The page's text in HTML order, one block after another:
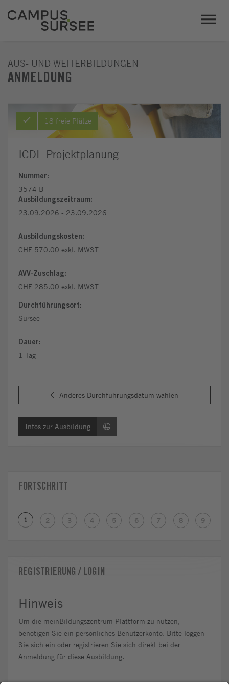
AUS- UND WEITERBILDUNGEN
ANMELDUNG
18 freie Plätze
ICDL Projektplanung
Nummer:
3574 B
Ausbildungszeitraum:
23.09.2026 - 23.09.2026
Ausbildungskosten:
CHF 570.00 exkl. MWST
AVV-Zuschlag:
CHF 285.00 exkl. MWST
Durchführungsort:
Sursee
Dauer:
1 Tag
Anderes Durchführungsdatum wählen
Infos zur Ausbildung
REGISTRIERUNG / LOGIN
Hinweis
Um die meinBildungszentrum Plattform zu nutzen,
benötigen Sie ein persönliches Benutzerkonto. Bitte loggen
Sie sich ein oder registrieren Sie sich direkt bei der
Anmeldung für diese Ausbildung.
FORTSCHRITT
1 2 3 4 5 6 7 8 9